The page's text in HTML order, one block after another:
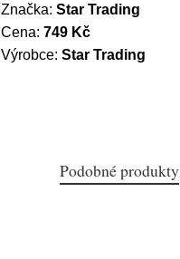
Značka: Star Trading
Cena: 749 Kč
Výrobce: Star Trading
Podobné produkty